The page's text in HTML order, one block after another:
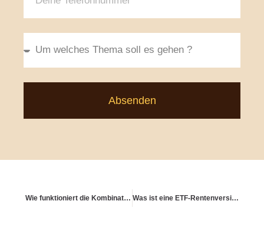
Absenden
Wie funktioniert die Kombination aus Versicherung & Direktanlage? Was ist eine ETF-Rentenversicherung?